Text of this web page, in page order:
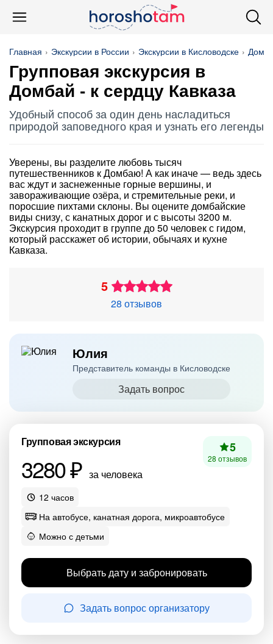
Главная Экскурсии в России Экскурсии в Кисловодске
Групповая экскурсия в
Домбай - к сердцу Кавказа
Удобный способ за один день насладиться
природой заповедного края и узнать его легенды
Уверены, вы разделите любовь тысяч
путешественников к Домбаю! А как иначе — ведь здесь
вас ждут и заснеженные горные вершины, и
завораживающие озёра, и стремительные реки, и
поросшие пихтами склоны. Вы оцените домбайские
виды снизу, с канатных дорог и с высоты 3200 м.
Экскурсия проходит в группе до 50 человек с гидом,
который расскажет об истории, обычаях и кухне
Кавказа.
5
28 отзывов
Юлия
Представитель команды в Кисловодске
Задать вопрос
Групповая экскурсия
3280 ₽ за человека
5
28 отзывов
12 часов
На автобусе, канатная дорога, микроавтобусе
Можно с детьми
Выбрать дату и забронировать
Задать вопрос организатору